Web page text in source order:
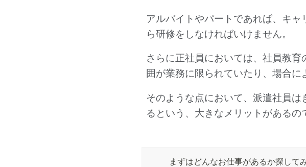
アルバイトやパートであれば、キ
ら研修をしなければいけません。
さらに正社員においては、社員教
囲が業務に限られていたり、場合に
そのような点において、派遣社員
るという、大きなメリットがあるの
まずはどんなお仕事があるか探して